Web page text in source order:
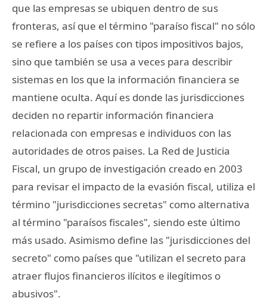
que las empresas se ubiquen dentro de sus
fronteras, así que el término "paraíso fiscal" no sólo
se refiere a los países con tipos impositivos bajos,
sino que también se usa a veces para describir
sistemas en los que la información financiera se
mantiene oculta. Aquí es donde las jurisdicciones
deciden no repartir información financiera
relacionada con empresas e individuos con las
autoridades de otros paises. La Red de Justicia
Fiscal, un grupo de investigación creado en 2003
para revisar el impacto de la evasión fiscal, utiliza el
término "jurisdicciones secretas" como alternativa
al término "paraísos fiscales", siendo este último
más usado. Asimismo define las "jurisdicciones del
secreto" como países que "utilizan el secreto para
atraer flujos financieros ilícitos e ilegítimos o
abusivos".